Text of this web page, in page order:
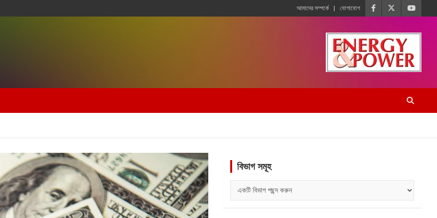
আমাদের সম্পর্কে যোগাযোগ
বিভাগ সমূহ
সমূহ